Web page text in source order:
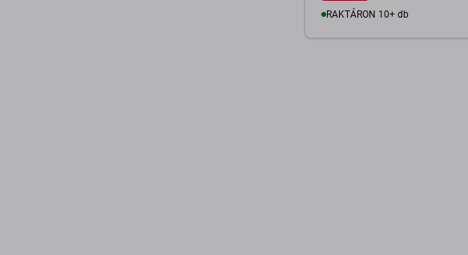
RAKTÁRON 10+ db